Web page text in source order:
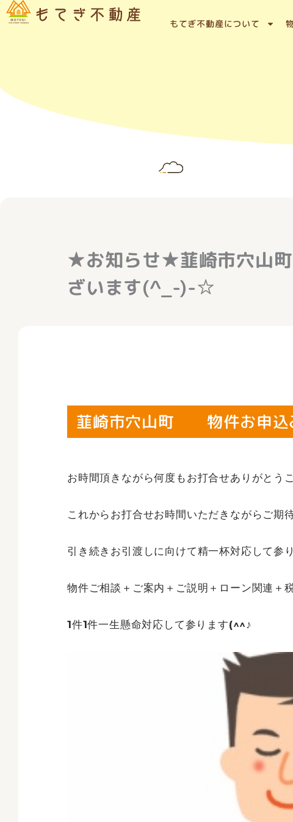
内
容
プ
もてぎ不動産について
★お知らせ★韮崎市穴山
ざいます(^_-)-☆
韮崎市穴山町 物件お申込
お時間頂きながら何度もお打合せありがとう
これからお打合せお時間いただきながらご
引き続きお引渡しに向けて精一杯対応して参
物件ご相談＋ご案内＋ご説明＋ローン関連＋
1件1件一生懸命対応して参ります(^^♪